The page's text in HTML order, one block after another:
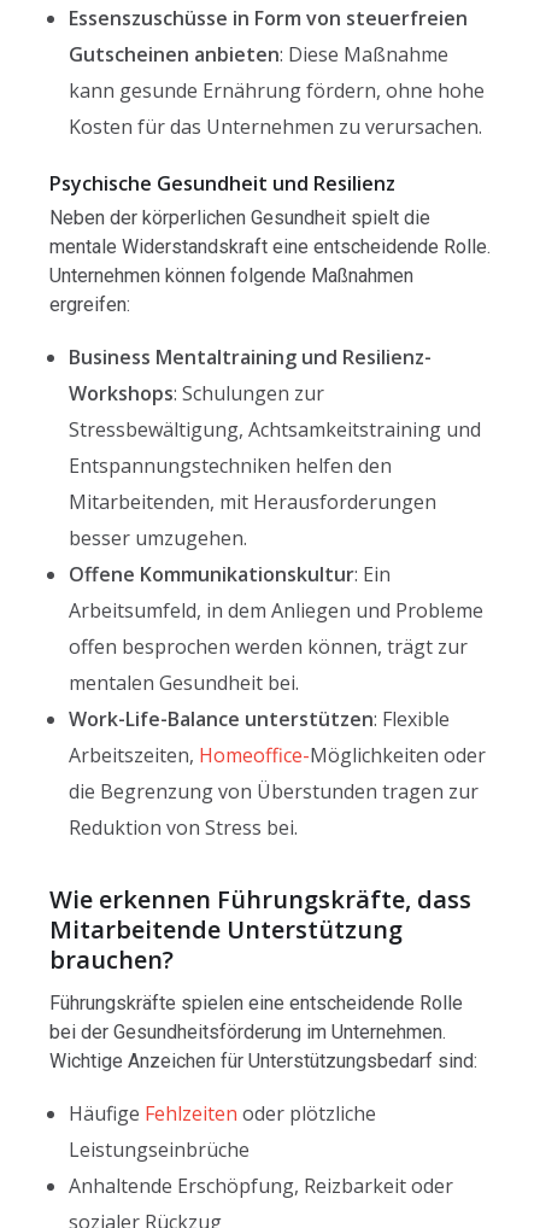
Essenszuschüsse in Form von steuerfreien
Gutscheinen anbieten: Diese Maßnahme
kann gesunde Ernährung fördern, ohne hohe
Kosten für das Unternehmen zu verursachen.
Psychische Gesundheit und Resilienz
Neben der körperlichen Gesundheit spielt die
mentale Widerstandskraft eine entscheidende Rolle.
Unternehmen können folgende Maßnahmen
ergreifen:
Business Mentaltraining und Resilienz-
Workshops: Schulungen zur
Stressbewältigung, Achtsamkeitstraining und
Entspannungstechniken helfen den
Mitarbeitenden, mit Herausforderungen
besser umzugehen.
Offene Kommunikationskultur: Ein
Arbeitsumfeld, in dem Anliegen und Probleme
offen besprochen werden können, trägt zur
mentalen Gesundheit bei.
Work-Life-Balance unterstützen: Flexible
Arbeitszeiten, Homeoffice-Möglichkeiten oder
die Begrenzung von Überstunden tragen zur
Reduktion von Stress bei.
Wie erkennen Führungskräfte, dass
Mitarbeitende Unterstützung
brauchen?
Führungskräfte spielen eine entscheidende Rolle
bei der Gesundheitsförderung im Unternehmen.
Wichtige Anzeichen für Unterstützungsbedarf sind:
Häufige Fehlzeiten oder plötzliche
Leistungseinbrüche
Anhaltende Erschöpfung, Reizbarkeit oder
sozialer Rückzug